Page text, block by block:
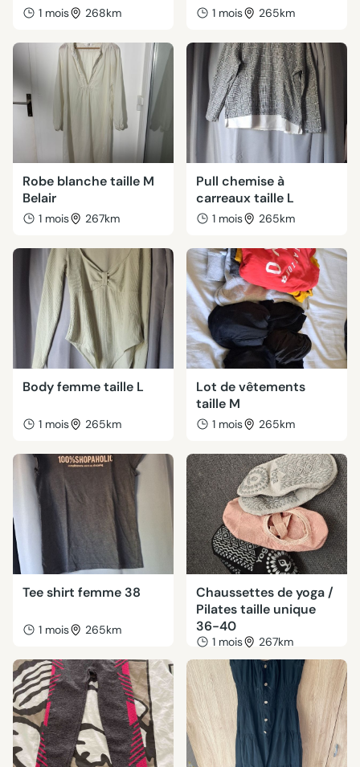
1 mois 268km 1 mois 265km
Robe blanche taille M
Belair
1 mois 267km
Pull chemise à
carreaux taille L
1 mois 265km
Body femme taille L
1 mois 265km
Lot de vêtements
taille M
1 mois 265km
Tee shirt femme 38
1 mois 265km
Chaussettes de yoga /
Pilates taille unique
36-40
1 mois 267km